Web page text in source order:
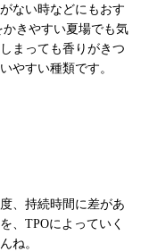
ない時などにもおす
きやすい夏場でも気
まっても香りがきつ
やすい種類です。
、持続時間に差があ
、TPOによっていく
ね。